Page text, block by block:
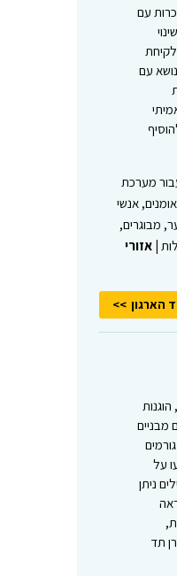
עם
עם
עבור מערכת
אומנים, אנשי
מבוגרים,
| אזורי
הארגון
רבגוניות, הוגנות
מבניים
על
ניתן
תד